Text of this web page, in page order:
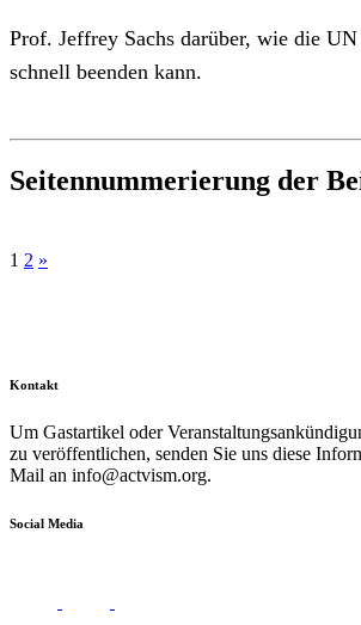
Prof. Jeffrey Sachs darüber, wie die
schnell beenden kann.
Seitennummerierung der
1 2 »
Kontakt
Um Gastartikel oder
zu veröffentlichen, senden Sie uns diese
Mail an info@actvism.org.
Social Media